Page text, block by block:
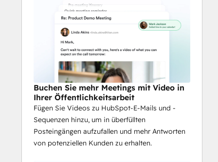
aufbauen.
Verfolgen Sie das Engagement direkt in
HubSpot, um zu sehen, wer sich die Videos
ansieht, um die Nachverfolgung zu
priorisieren und um zu messen, welche
Ergebnisse erzielt werden.
⚠️ Sind Sie bereit, personalisierte Videos
mit KI zu skalieren? Der Video Agent von
Vidyard nutzt HubSpot-Daten, um
automatisch kontextbezogene,
personalisierte Videos zu generieren und
Buchen Sie mehr Meetings mit Video in
Ihrer Öffentlichkeitsarbeit
Fügen Sie Videos zu HubSpot-E-Mails und -
Sequenzen hinzu, um in überfüllten
Posteingängen aufzufallen und mehr Antworten
von potenziellen Kunden zu erhalten.